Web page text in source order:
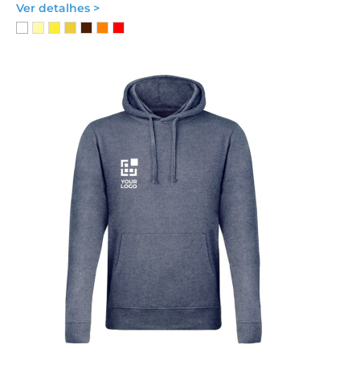
Ver detalhes >